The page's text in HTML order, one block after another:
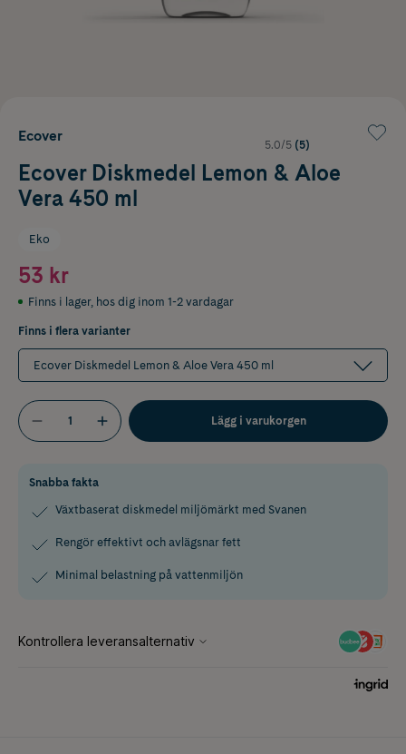
Ecover
5.0/5 (5)
Ecover Diskmedel Lemon & Aloe
Vera 450 ml
Eko
53 kr
Finns i lager, hos dig inom 1-2 vardagar
Finns i flera varianter
Ecover Diskmedel Lemon & Aloe Vera 450 ml
Lägg i varukorgen
Snabba fakta
Växtbaserat diskmedel miljömärkt med Svanen
Rengör effektivt och avlägsnar fett
Minimal belastning på vattenmiljön